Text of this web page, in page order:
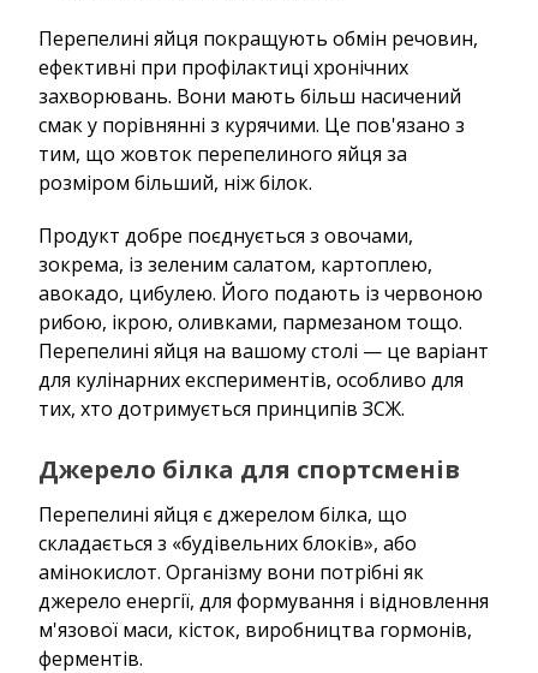
Перепелині яйця покращують обмін речовин,
ефективні при профілактиці хронічних
захворювань. Вони мають більш насичений
смак у порівнянні з курячими. Це пов'язано з
тим, що жовток перепелиного яйця за
розміром більший, ніж білок.
Продукт добре поєднується з овочами,
зокрема, із зеленим салатом, картоплею,
авокадо, цибулею. Його подають із червоною
рибою, ікрою, оливками, пармезаном тощо.
Перепелині яйця на вашому столі — це варіант
для кулінарних експериментів, особливо для
тих, хто дотримується принципів ЗСЖ.
Джерело білка для спортсменів
Перепелині яйця є джерелом білка, що
складається з «будівельних блоків», або
амінокислот. Організму вони потрібні як
джерело енергії, для формування і відновлення
м'язової маси, кісток, виробництва гормонів,
ферментів.